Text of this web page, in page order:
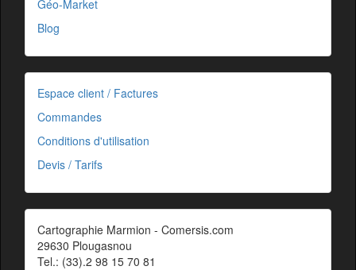
Géo-Market
Blog
Espace client / Factures
Commandes
Conditions d'utilisation
Devis / Tarifs
Cartographie Marmion - Comersis.com
29630 Plougasnou
Tel.: (33).2 98 15 70 81